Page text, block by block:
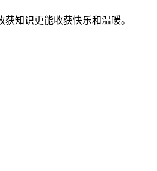
知识更能收获快乐和温暖。